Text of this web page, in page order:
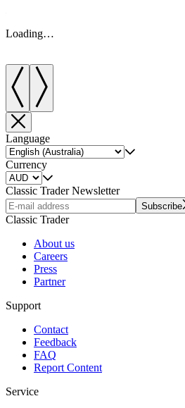
Loading…
Language
Currency
Classic Trader Newsletter
Subscribe
Classic Trader
About us
Careers
Press
Partner
Support
Contact
Feedback
FAQ
Report Content
Service